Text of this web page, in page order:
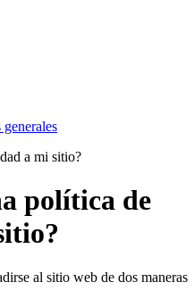
generales
a mi sitio?
política de
al sitio web de dos maneras